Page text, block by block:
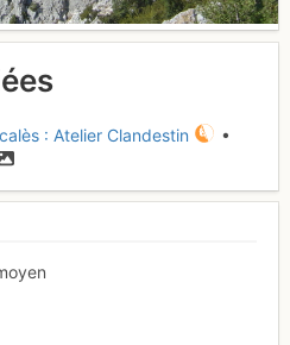
: Atelier Clandestin
•